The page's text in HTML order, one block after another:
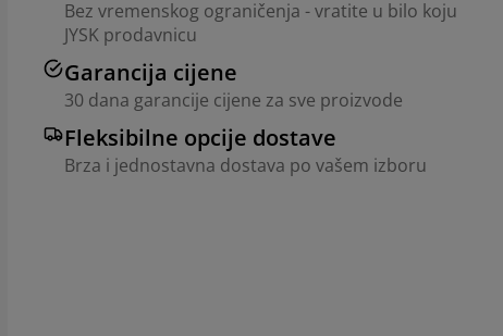
Bez vremenskog ograničenja - vratite u bilo koju
JYSK prodavnicu
Garancija cijene
30 dana garancije cijene za sve proizvode
Fleksibilne opcije dostave
Brza i jednostavna dostava po vašem izboru